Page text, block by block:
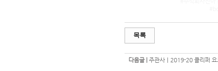
목록
다음글 | 주관사｜2019-20 클리퍼